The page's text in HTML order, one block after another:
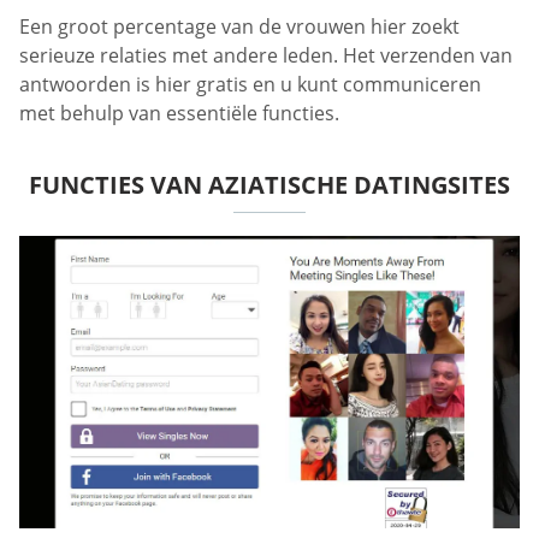
Een groot percentage van de vrouwen hier zoekt
serieuze relaties met andere leden. Het verzenden van
antwoorden is hier gratis en u kunt communiceren
met behulp van essentiële functies.
FUNCTIES VAN AZIATISCHE DATINGSITES